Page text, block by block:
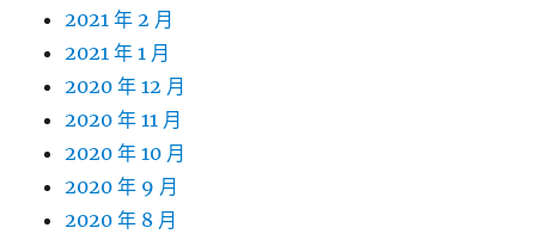
2021 年 2 月
2021 年 1 月
2020 年 12 月
2020 年 11 月
2020 年 10 月
2020 年 9 月
2020 年 8 月